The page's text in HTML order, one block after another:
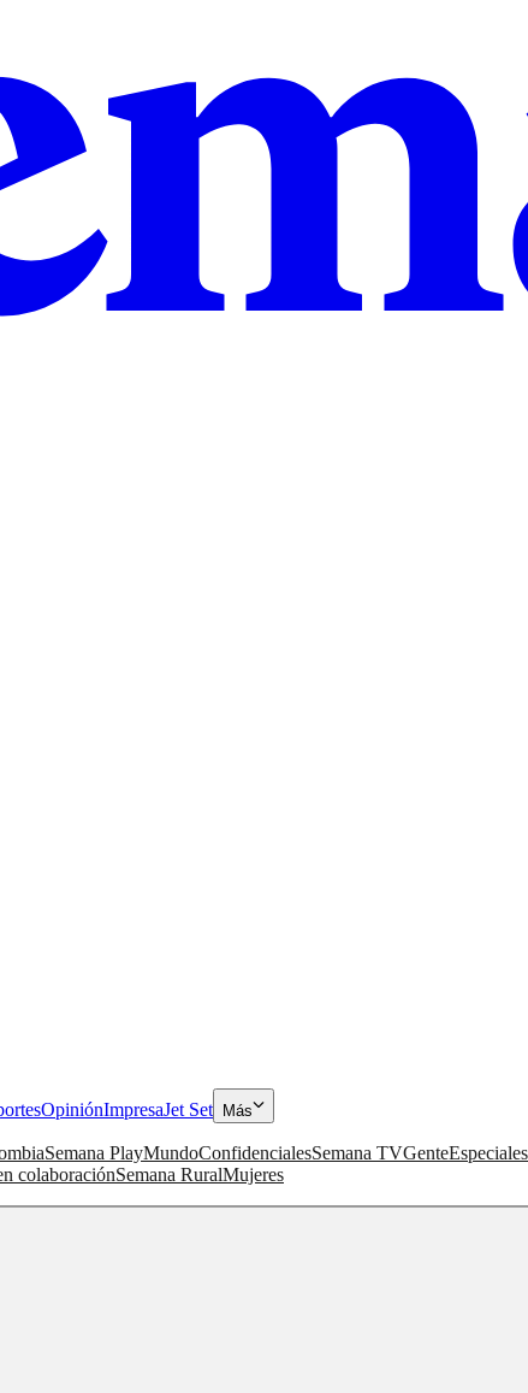
OpiniónImpresaJet Set Más
Semana PlayMundoConfidencialesSemana TVGenteEspeciales
colaboraciónSemana RuralMujeres